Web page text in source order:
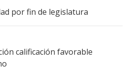
por fin de legislatura
calificación favorable